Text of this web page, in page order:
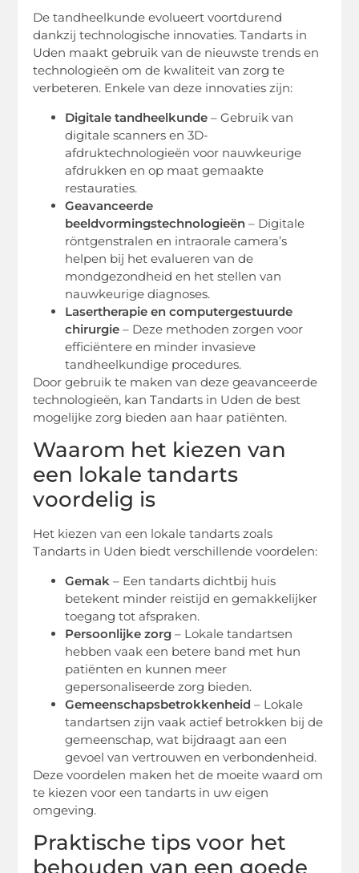
De tandheelkunde evolueert voortdurend
dankzij technologische innovaties. Tandarts in
Uden maakt gebruik van de nieuwste trends en
technologieën om de kwaliteit van zorg te
verbeteren. Enkele van deze innovaties zijn:
Digitale tandheelkunde – Gebruik van
digitale scanners en 3D-
afdruktechnologieën voor nauwkeurige
afdrukken en op maat gemaakte
restauraties.
Geavanceerde
beeldvormingstechnologieën – Digitale
röntgenstralen en intraorale camera’s
helpen bij het evalueren van de
mondgezondheid en het stellen van
nauwkeurige diagnoses.
Lasertherapie en computergestuurde
chirurgie – Deze methoden zorgen voor
efficiëntere en minder invasieve
tandheelkundige procedures.
Door gebruik te maken van deze geavanceerde
technologieën, kan Tandarts in Uden de best
mogelijke zorg bieden aan haar patiënten.
Waarom het kiezen van
een lokale tandarts
voordelig is
Het kiezen van een lokale tandarts zoals
Tandarts in Uden biedt verschillende voordelen:
Gemak – Een tandarts dichtbij huis
betekent minder reistijd en gemakkelijker
toegang tot afspraken.
Persoonlijke zorg – Lokale tandartsen
hebben vaak een betere band met hun
patiënten en kunnen meer
gepersonaliseerde zorg bieden.
Gemeenschapsbetrokkenheid – Lokale
tandartsen zijn vaak actief betrokken bij de
gemeenschap, wat bijdraagt aan een
gevoel van vertrouwen en verbondenheid.
Deze voordelen maken het de moeite waard om
te kiezen voor een tandarts in uw eigen
omgeving.
Praktische tips voor het
behouden van een goede